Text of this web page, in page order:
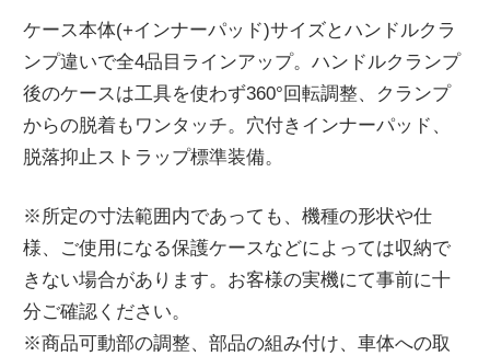
ュ
ー
ケース本体(+インナーパッド)サイズとハンドルクラ
ンプ違いで全4品目ラインアップ。ハンドルクランプ
後のケースは工具を使わず360°回転調整、クランプ
からの脱着もワンタッチ。穴付きインナーパッド、
脱落抑止ストラップ標準装備。
※所定の寸法範囲内であっても、機種の形状や仕
様、ご使用になる保護ケースなどによっては収納で
きない場合があります。お客様の実機にて事前に十
分ご確認ください。
※商品可動部の調整、部品の組み付け、車体への取